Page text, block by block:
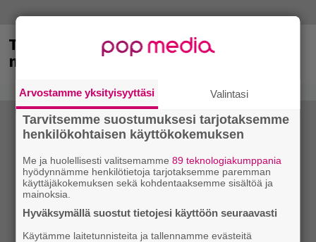
Tampereella sunnuntaina superpäivä –
nämä artistit mukana
Arvostamme yksityisyyttäsi Valintasi
Tarvitsemme suostumuksesi tarjotaksemme
henkilökohtaisen käyttökokemuksen
Me ja huolellisesti valitsemamme89 teknologiakumppania
hyödynnämme henkilötietoja tarjotaksemme paremman
käyttäjäkokemuksen sekä kohdentaaksemme sisältöä ja
mainoksia.
Hyväksymällä suostut tietojesi käyttöön seuraavasti
Käytämme laitetunnisteita ja tallennamme evästeitä